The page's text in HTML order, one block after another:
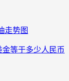
走势图
金等于多少人民币